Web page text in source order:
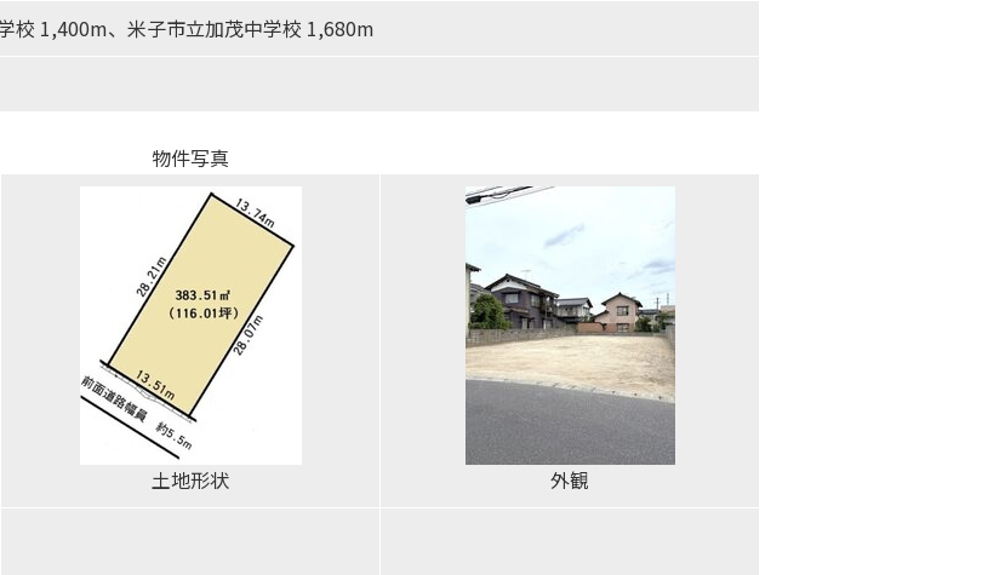
校 1,400m、米子市立加茂中学校 1,680m
物件写真
土地形状 外観